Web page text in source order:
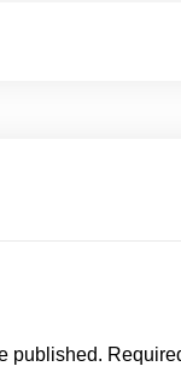
published.